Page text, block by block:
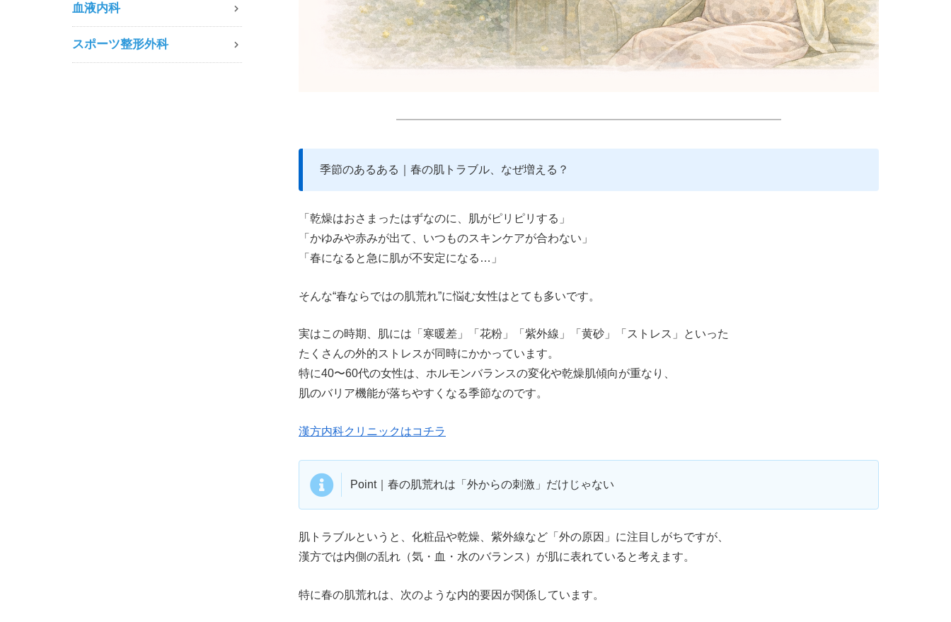
━━━━━━━━━━━━━━━━━━━━━━━━━━━━━━━━━━
季節のあるある｜春の肌トラブル、なぜ増える？
「乾燥はおさまったはずなのに、肌がピリピリする」
「かゆみや赤みが出て、いつものスキンケアが合わない」
「春になると急に肌が不安定になる…」
そんな“春ならではの肌荒れ”に悩む女性はとても多いです。
実はこの時期、肌には「寒暖差」「花粉」「紫外線」「黄砂」「ストレス」といった
たくさんの外的ストレスが同時にかかっています。
特に40〜60代の女性は、ホルモンバランスの変化や乾燥肌傾向が重なり、
肌のバリア機能が落ちやすくなる季節なのです。
漢方内科クリニックはコチラ
Point｜春の肌荒れは「外からの刺激」だけじゃない
肌トラブルというと、化粧品や乾燥、紫外線など「外の原因」に注目しがちですが、
漢方では内側の乱れ（気・血・水のバランス）が肌に表れていると考えます。
特に春の肌荒れは、次のような内的要因が関係しています。
血液内科
スポーツ整形外科